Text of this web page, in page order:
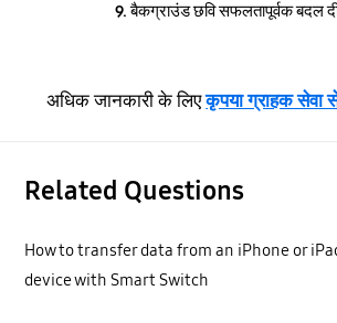
9.बैकग्राउंड छवि सफलतापूर्वक बदल
अधिक जानकारी के लिएकृपया ग्राहक सेवा
Related Questions
How to transfer data from an iPhone or
device with Smart Switch